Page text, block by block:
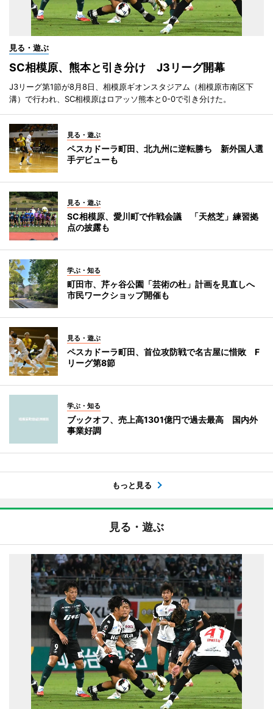
見る・遊ぶ
SC相模原、熊本と引き分け J3リーグ開幕
J3リーグ第1節が8月8日、相模原ギオンスタジアム（相模原市南区下
溝）で行われ、SC相模原はロアッソ熊本と0-0で引き分けた。
見る・遊ぶ
ペスカドーラ町田、北九州に逆転勝ち 新外国人選
手デビューも
見る・遊ぶ
SC相模原、愛川町で作戦会議 「天然芝」練習拠
点の披露も
学ぶ・知る
町田市、芹ヶ谷公園「芸術の杜」計画を見直しへ
市民ワークショップ開催も
見る・遊ぶ
ペスカドーラ町田、首位攻防戦で名古屋に惜敗 F
リーグ第8節
学ぶ・知る
ブックオフ、売上高1301億円で過去最高 国内外
事業好調
もっと見る
見る・遊ぶ